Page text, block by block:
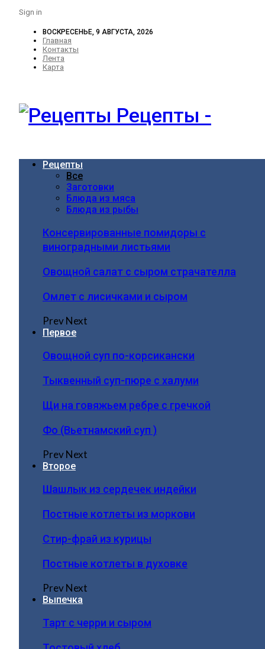
Sign in
ВОСКРЕСЕНЬЕ, 9 АВГУСТА, 2026
Главная
Контакты
Лента
Карта
Рецепты -
Рецепты
Все
Заготовки
Блюда из мяса
Блюда из рыбы
Консервированные помидоры с
виноградными листьями
Овощной салат с сыром страчателла
Омлет с лисичками и сыром
PrevNext
Первое
Овощной суп по-корсикански
Тыквенный суп-пюре с халуми
Щи на говяжьем ребре с гречкой
Фо (Вьетнамский суп )
PrevNext
Второе
Шашлык из сердечек индейки
Постные котлеты из моркови
Стир-фрай из курицы
Постные котлеты в духовке
PrevNext
Выпечка
Тарт с черри и сыром